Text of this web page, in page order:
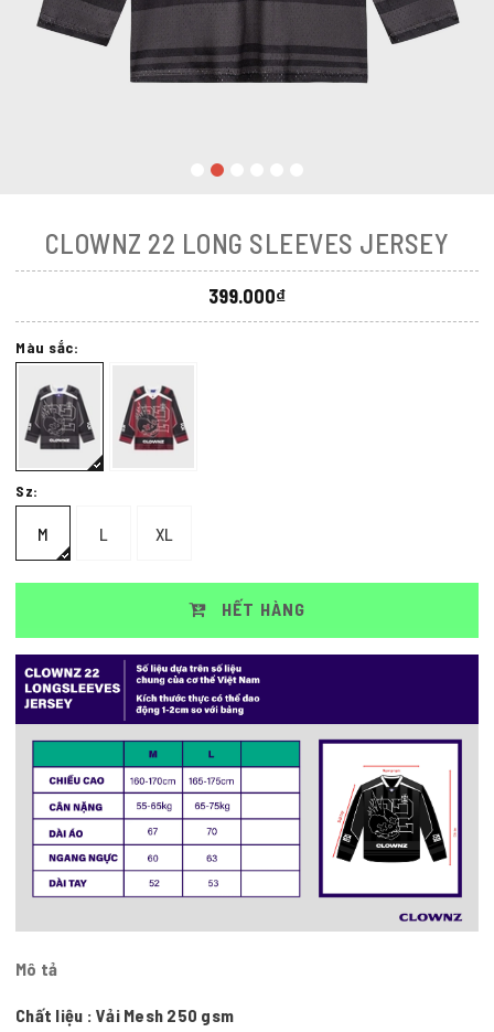
CLOWNZ 22 LONG SLEEVES JERSEY
399.000₫
Màu sắc:
Sz:
M L XL
HẾT HÀNG
Mô tả
Chất liệu : Vải Mesh 250 gsm